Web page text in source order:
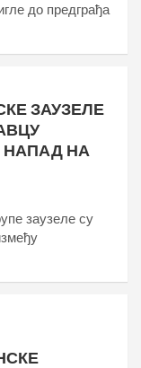
до предграђа
ЗАУЗЕЛЕ
НАПАД НА
заузеле су